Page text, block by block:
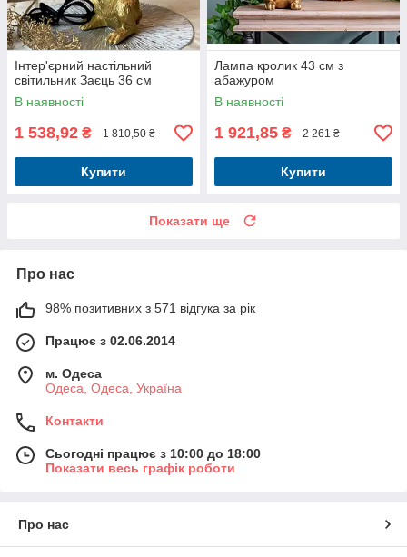
Інтер'єрний настільний
світильник Заєць 36 см
В наявності
1 538,92 ₴ 1 810,50 ₴
Купити
Лампа кролик 43 см з
абажуром
В наявності
1 921,85 ₴ 2 261 ₴
Купити
Показати ще
Про нас
98% позитивних з 571 відгука за рік
Працює з 02.06.2014
м. Одеса
Одеса, Одеса, Україна
Контакти
Сьогодні працює з 10:00 до 18:00
Показати весь графік роботи
Про нас